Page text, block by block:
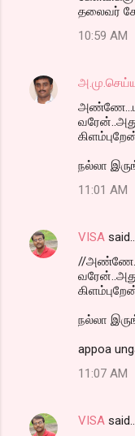
தலைவர்
10:59 AM
நல்லா
11:01 AM
VISA said…
//
நல்லா
appoa
11:07 AM
VISA said…